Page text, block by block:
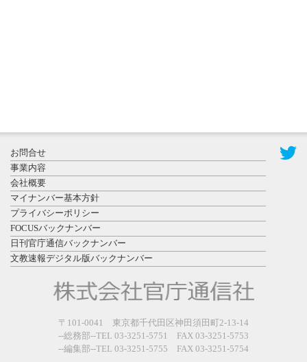
秋田大に設
置されたフ
ォトスポッ
2026年7月31
日更新
た東北大植
お問合せ
事業内容
会社概要
マイナンバー基本方針
プライバシーポリシー
FOCUSバックナンバー
日刊官庁通信バックナンバー
文教速報デジタル版バックナンバー
〒101-0041 東京都千代田区神田須田町2-13-14
--総務部--TEL 03-3251-5751 FAX 03-3251-5753
--編集部--TEL 03-3251-5755 FAX 03-3251-5754